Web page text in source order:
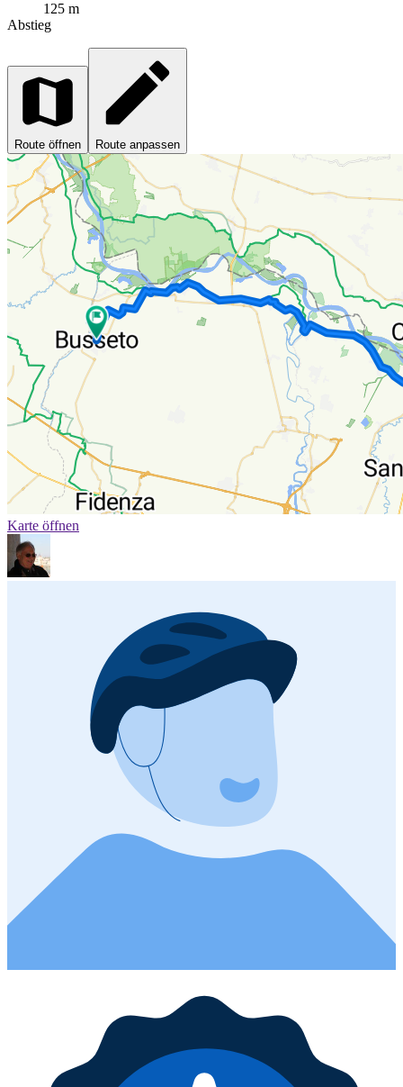
125 m
Abstieg
Route öffnen Route anpassen
Karte öffnen